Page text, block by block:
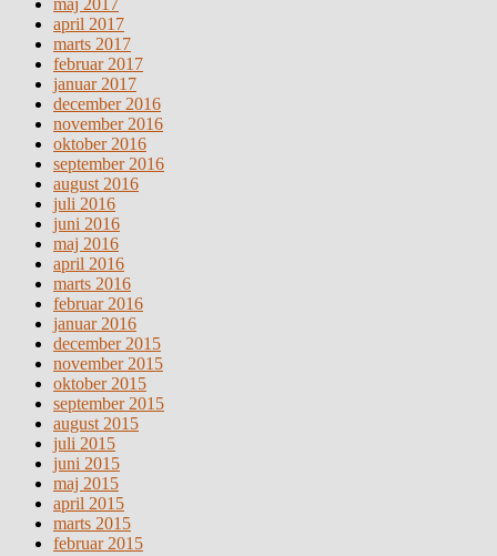
april 2017
marts 2017
februar 2017
januar 2017
december 2016
november 2016
oktober 2016
september 2016
august 2016
juli 2016
juni 2016
maj 2016
april 2016
marts 2016
februar 2016
januar 2016
december 2015
november 2015
oktober 2015
september 2015
august 2015
juli 2015
juni 2015
maj 2015
april 2015
marts 2015
februar 2015